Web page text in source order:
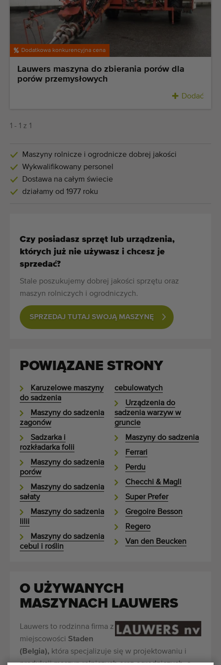
Ostatnio dodane maszyny
Powiadomieniom o maszynach
Import maszyn
Maszyny
O nas
FAQ
Kontakt
Blog
Wykwalifikowany personel
Dostawa na całym świecie
Dodatkowa konkurencyjna cena
Lauwers maszyna do zbierania porów dla
porów przemysłowych
Dodać
1 - 1 z 1
Maszyny rolnicze i ogrodnicze dobrej jakości
Wykwalifikowany personel
Dostawa na całym świecie
działamy od 1977 roku
Czy posiadasz sprzęt lub urządzenia,
których już nie używasz i chcesz je
sprzedać?
Stale poszukujemy dobrej jakości sprzętu oraz
maszyn rolniczych i ogrodniczych.
SPRZEDAJ TUTAJ SWOJĄ MASZYNĘ
POWIĄZANE STRONY
Karuzelowe maszyny
do sadzenia
Maszyny do sadzenia
zagonów
Sadzarka i
rozkładarka folii
Maszyny do sadzenia
porów
Maszyny do sadzenia
sałaty
Maszyny do sadzenia
lilii
Maszyny do sadzenia
cebul i roślin
cebulowatych
Urządzenia do
sadzenia warzyw w
gruncie
Maszyny do sadzenia
Ferrari
Perdu
Checchi & Magli
Super Prefer
Gregoire Besson
Regero
Van den Beucken
O UŻYWANYCH
MASZYNACH LAUWERS
Lauwers to rodzinna firma z
miejscowości Staden
(Belgia), która specjalizuje się w projektowaniu i